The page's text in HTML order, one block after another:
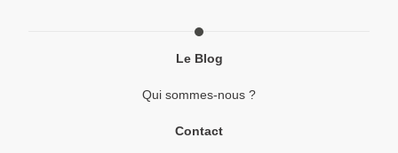
Le Blog
Qui sommes-nous ?
Contact